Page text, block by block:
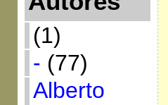
(1)
- (77)
Alberto